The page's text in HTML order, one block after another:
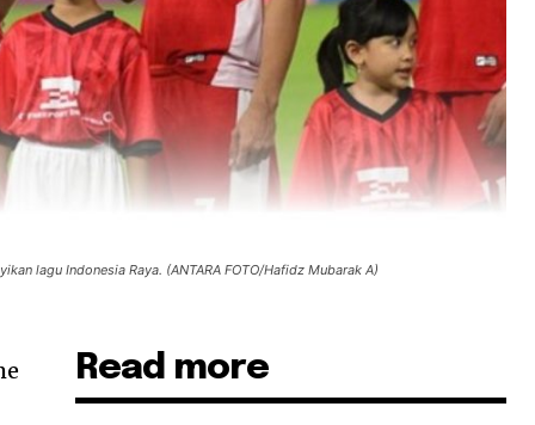
lagu Indonesia Raya. (ANTARA FOTO/Hafidz Mubarak A)
Read more